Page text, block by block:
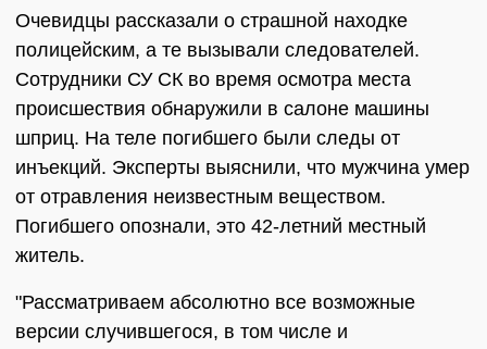
Очевидцы рассказали о страшной находке
полицейским, а те вызывали следователей.
Сотрудники СУ СК во время осмотра места
происшествия обнаружили в салоне машины
шприц. На теле погибшего были следы от
инъекций. Эксперты выяснили, что мужчина умер
от отравления неизвестным веществом.
Погибшего опознали, это 42-летний местный
житель.
"Рассматриваем абсолютно все возможные
версии случившегося, в том числе и